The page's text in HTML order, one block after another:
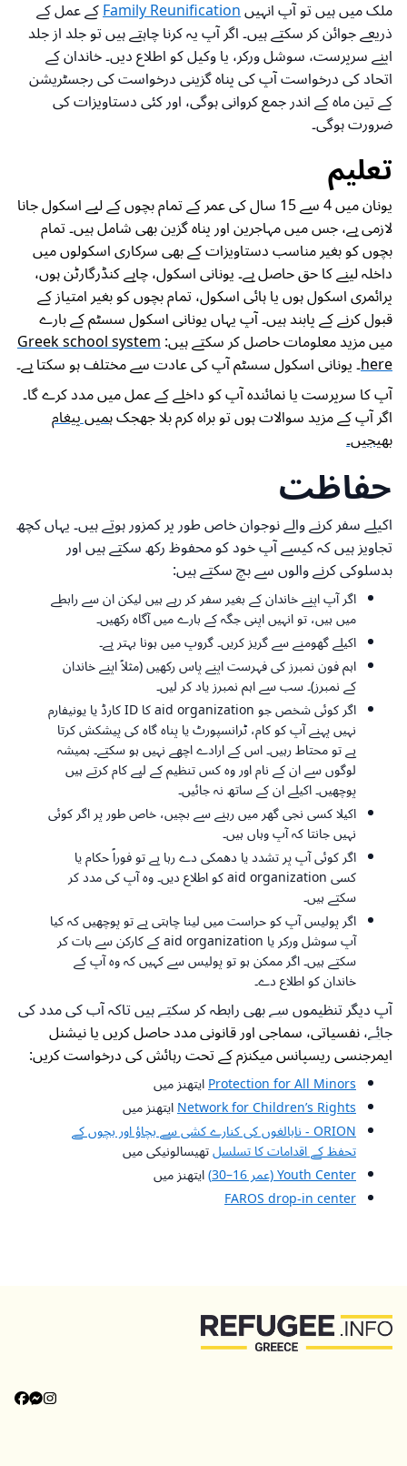
ملک میں ہیں تو آپ انہیںFamily Reunificationکے عمل کے
ذریعے جوائن کر سکتے ہیں۔ اگر آپ یہ کرنا چاہتے ہیں تو جلد از جلد
اپنے سرپرست، سوشل ورکر، یا وکیل کو اطلاع دیں۔ خاندان کے
اتحاد کی درخواست آپ کی پناہ گزینی درخواست کی رجسٹریشن
کے تین ماہ کے اندر جمع کروانی ہوگی، اور کئی دستاویزات کی
ضرورت ہوگی۔
تعلیم
یونان میں 4 سے 15 سال کی عمر کے تمام بچوں کے لیے اسکول جانا
لازمی ہے، جس میں مہاجرین اور پناہ گزین بھی شامل ہیں۔ تمام
بچوں کو بغیر مناسب دستاویزات کے بھی سرکاری اسکولوں میں
داخلہ لینے کا حق حاصل ہے۔ یونانی اسکول، چاہے کنڈرگارٹن ہوں،
پرائمری اسکول ہوں یا ہائی اسکول، تمام بچوں کو بغیر امتیاز کے
قبول کرنے کے پابند ہیں۔ آپ یہاں یونانی اسکول سسٹم کے بارے
میں مزید معلومات حاصل کر سکتے ہیں:Greek school system
here۔ یونانی اسکول سسٹم آپ کی عادت سے مختلف ہو سکتا ہے۔
آپ کا سرپرست یا نمائندہ آپ کو داخلے کے عمل میں مدد کرے گا۔
اگر آپ کے مزید سوالات ہوں تو براہ کرم بلا جھجکہمیں پیغام
بھیجیں۔
حفاظت
اکیلے سفر کرنے والے نوجوان خاص طور پر کمزور ہوتے ہیں۔ یہاں کچھ
تجاویز ہیں کہ کیسے آپ خود کو محفوظ رکھ سکتے ہیں اور
بدسلوکی کرنے والوں سے بچ سکتے ہیں:
اگر آپ اپنے خاندان کے بغیر سفر کر رہے ہیں لیکن ان سے رابطے
میں ہیں، تو انہیں اپنی جگہ کے بارے میں آگاہ رکھیں۔
اکیلے گھومنے سے گریز کریں۔ گروپ میں ہونا بہتر ہے۔
اہم فون نمبرز کی فہرست اپنے پاس رکھیں (مثلاً اپنے خاندان
کے نمبرز)۔ سب سے اہم نمبرز یاد کر لیں۔
اگر کوئی شخص جو aid organization کا ID کارڈ یا یونیفارم
نہیں پہنے آپ کو کام، ٹرانسپورٹ یا پناہ گاہ کی پیشکش کرتا
ہے تو محتاط رہیں۔ اس کے ارادے اچھے نہیں ہو سکتے۔ ہمیشہ
لوگوں سے ان کے نام اور وہ کس تنظیم کے لیے کام کرتے ہیں
پوچھیں۔ اکیلے ان کے ساتھ نہ جائیں۔
اکیلا کسی نجی گھر میں رہنے سے بچیں، خاص طور پر اگر کوئی
نہیں جانتا کہ آپ وہاں ہیں۔
اگر کوئی آپ پر تشدد یا دھمکی دے رہا ہے تو فوراً حکام یا
کسی aid organization کو اطلاع دیں۔ وہ آپ کی مدد کر
سکتے ہیں۔
اگر پولیس آپ کو حراست میں لینا چاہتی ہے تو پوچھیں کہ کیا
آپ سوشل ورکر یا aid organization کے کارکن سے بات کر
سکتے ہیں۔ اگر ممکن ہو تو پولیس سے کہیں کہ وہ آپ کے
خاندان کو اطلاع دے۔
آپ دیگر تنظیموں سے بھی رابطہ کر سکتے ہیں تاکہ آپ کی مدد کی
جائے،نفسیاتی، سماجی اور قانونی مدد حاصل کریں یا نیشنل
ایمرجنسی ریسپانس میکنزم کے تحت رہائش کی درخواست کریں:
Protection for All Minorsایتھنز میں
Network for Children’s Rightsایتھنز میں
ORION - نابالغوں کی کنارے کشی سے بچاؤ اور بچوں کے
تحفظ کے اقدامات کا تسلسلتھیسالونیکی میں
Youth Center (عمر 16–30)
ایتھنز میں
FAROS drop-in center